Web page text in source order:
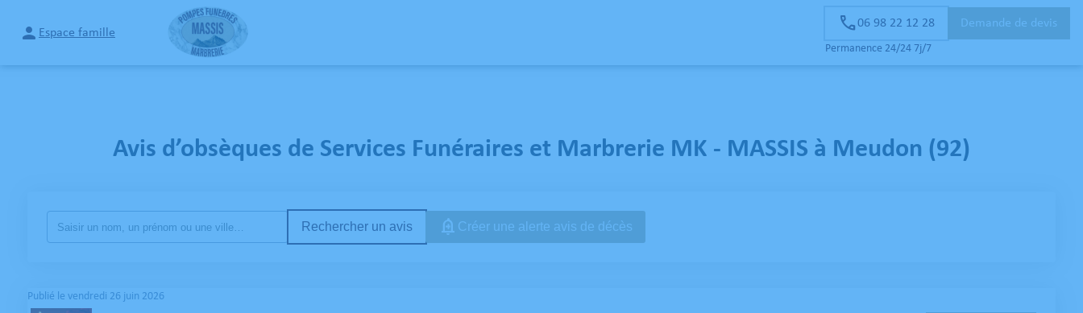
Espace famille
Permanence 24/24 7j/7
06 98 22 12 28 Demande de devis
Avis d’obsèques de Services Funéraires et Marbrerie MK - MASSIS à Meudon (92)
Rechercher un avis Créer une alerte avis de décès
Publié le vendredi 26 juin 2026